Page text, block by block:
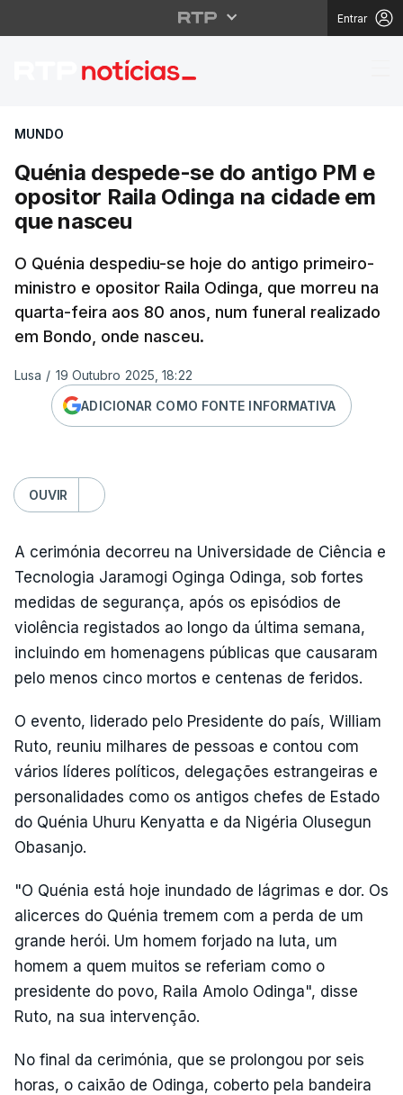
Entrar
Quénia despede-se
MUNDO
Quénia despede-se do antigo PM e
opositor Raila Odinga na cidade em
que nasceu
O Quénia despediu-se hoje do antigo primeiro-
ministro e opositor Raila Odinga, que morreu na
quarta-feira aos 80 anos, num funeral realizado
em Bondo, onde nasceu.
Lusa / 19 Outubro 2025, 18:22
ADICIONAR COMO FONTE INFORMATIVA
OUVIR
A cerimónia decorreu na Universidade de Ciência e
Tecnologia Jaramogi Oginga Odinga, sob fortes
medidas de segurança, após os episódios de
violência registados ao longo da última semana,
incluindo em homenagens públicas que causaram
pelo menos cinco mortos e centenas de feridos.
O evento, liderado pelo Presidente do país, William
Ruto, reuniu milhares de pessoas e contou com
vários líderes políticos, delegações estrangeiras e
personalidades como os antigos chefes de Estado
do Quénia Uhuru Kenyatta e da Nigéria Olusegun
Obasanjo.
"O Quénia está hoje inundado de lágrimas e dor. Os
alicerces do Quénia tremem com a perda de um
grande herói. Um homem forjado na luta, um
homem a quem muitos se referiam como o
presidente do povo, Raila Amolo Odinga", disse
Ruto, na sua intervenção.
No final da cerimónia, que se prolongou por seis
horas, o caixão de Odinga, coberto pela bandeira